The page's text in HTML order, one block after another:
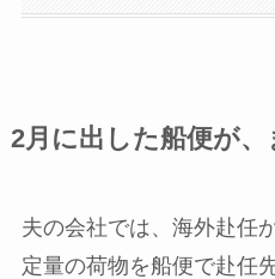
2月に出した船便が
夫の会社では、海外赴任
定量の荷物を船便で赴任